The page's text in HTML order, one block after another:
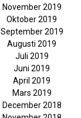
November 2019
Oktober 2019
September 2019
Augusti 2019
Juli 2019
Juni 2019
April 2019
Mars 2019
December 2018